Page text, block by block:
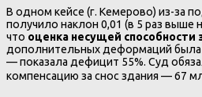
В одном кейсе (г. Кемерово) из-за
получило наклон 0,01 (в 5 раз выше
что оценка несущей способности
дополнительных деформаций была
— показала дефицит 55%. Суд
компенсацию за снос здания — 67